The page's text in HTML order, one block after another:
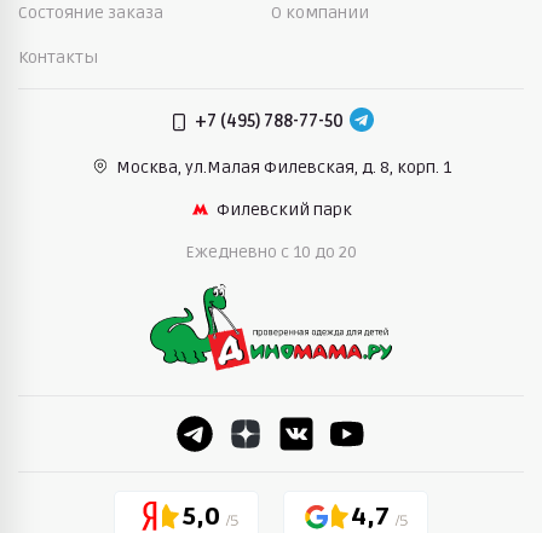
Состояние заказа О компании
Контакты
+7 (495) 788-77-50
Москва, ул.Малая Филевская, д. 8, корп. 1
Филевский парк
Ежедневно c 10 до 20
5,0 4,7